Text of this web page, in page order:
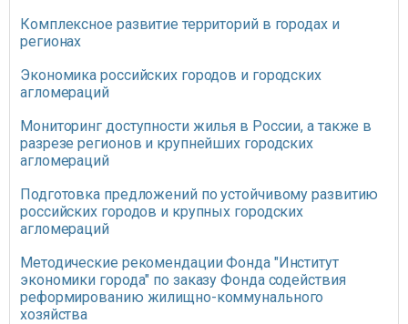
Комплексное развитие территорий в городах и
регионах
Экономика российских городов и городских
агломераций
Мониторинг доступности жилья в России, а также в
разрезе регионов и крупнейших городских
агломераций
Подготовка предложений по устойчивому развитию
российских городов и крупных городских
агломераций
Методические рекомендации Фонда "Институт
экономики города" по заказу Фонда содействия
реформированию жилищно-коммунального
хозяйства